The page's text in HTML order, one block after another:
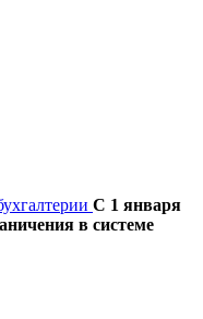
С 1 января
в системе